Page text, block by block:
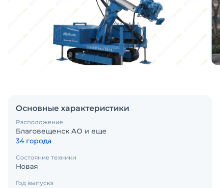
Основные характеристики
Расположение
Благовещенск АО и еще
34 города
Состояние техники
Новая
Год выпуска